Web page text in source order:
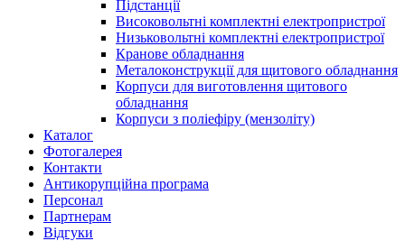
Підстанції
Високовольтні комплектні електропристрої
Низьковольтні комплектні електропристрої
Кранове обладнання
Металоконструкції для щитового обладнання
Корпуси для виготовлення щитового
обладнання
Корпуси з поліефіру (мензоліту)
Каталог
Фотогалерея
Контакти
Антикорупційна програма
Персонал
Партнерам
Відгуки